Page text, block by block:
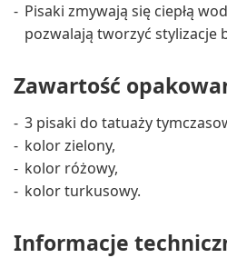
Pisaki zmywają się ciepłą
pozwalają tworzyć stylizacje
Zawartość
3 pisaki do tatuaży
kolor zielony,
kolor różowy,
kolor turkusowy.
Informacje